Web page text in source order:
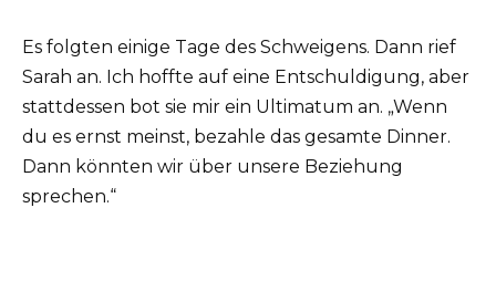
Es folgten einige Tage des Schweigens. Dann rief
Sarah an. Ich hoffte auf eine Entschuldigung, aber
stattdessen bot sie mir ein Ultimatum an. „Wenn
du es ernst meinst, bezahle das gesamte Dinner.
Dann könnten wir über unsere Beziehung
sprechen.“